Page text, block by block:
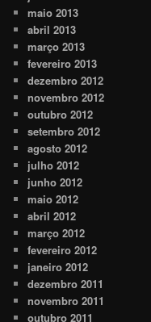
maio 2013
abril 2013
março 2013
fevereiro 2013
dezembro 2012
novembro 2012
outubro 2012
setembro 2012
agosto 2012
julho 2012
junho 2012
maio 2012
abril 2012
março 2012
fevereiro 2012
janeiro 2012
dezembro 2011
novembro 2011
outubro 2011